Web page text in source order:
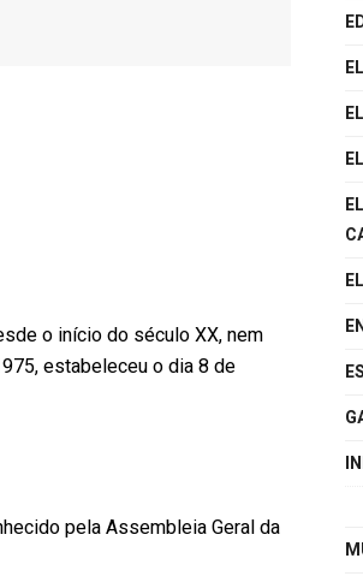
o início do século XX, nem
estabeleceu o dia 8 de
pela Assembleia Geral da